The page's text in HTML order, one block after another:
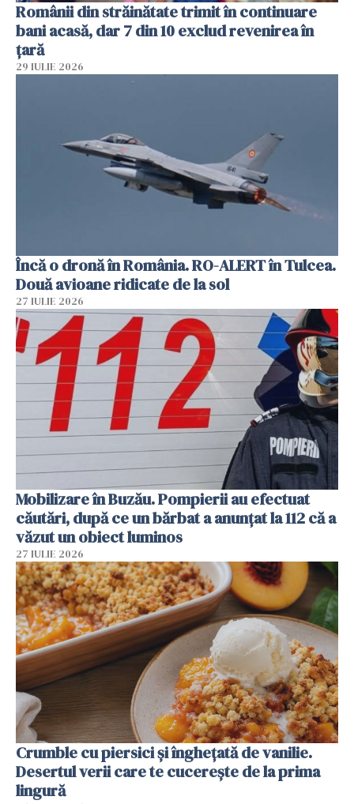
Românii din străinătate trimit în continuare
bani acasă, dar 7 din 10 exclud revenirea în
țară
29 IULIE 2026
Încă o dronă în România. RO-ALERT în Tulcea.
Două avioane ridicate de la sol
27 IULIE 2026
Mobilizare în Buzău. Pompierii au efectuat
căutări, după ce un bărbat a anunțat la 112 că a
văzut un obiect luminos
27 IULIE 2026
Crumble cu piersici și înghețată de vanilie.
Desertul verii care te cucerește de la prima
lingură